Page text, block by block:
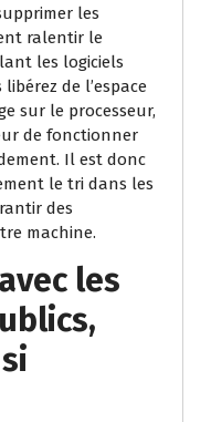
les
ralentir le
les logiciels
de l’espace
sur le processeur,
de fonctionner
Il est donc
le tri dans les
des
machine.
les